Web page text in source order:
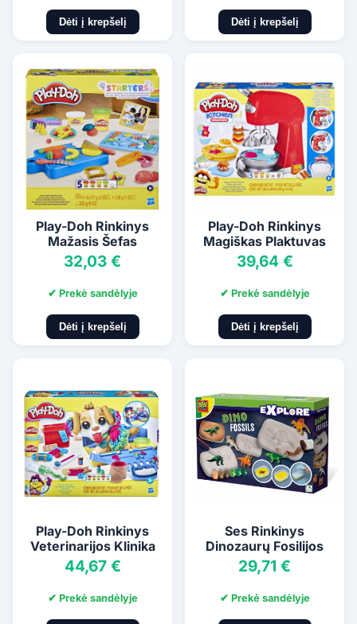
Dėti į krepšelį Dėti į krepšelį
Play-Doh Rinkinys
Mažasis Šefas
32,03 €
✔ Prekė sandėlyje
Dėti į krepšelį
Play-Doh Rinkinys
Magiškas Plaktuvas
39,64 €
✔ Prekė sandėlyje
Dėti į krepšelį
Play-Doh Rinkinys
Veterinarijos Klinika
44,67 €
✔ Prekė sandėlyje
Ses Rinkinys
Dinozaurų Fosilijos
29,71 €
✔ Prekė sandėlyje